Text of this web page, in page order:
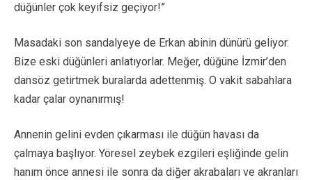
düğünler çok keyifsiz geçiyor!”
Masadaki son sandalyeye de Erkan abinin dünürü geliyor.
Bize eski düğünleri anlatıyorlar. Meğer, düğüne İzmir’den
dansöz getirtmek buralarda adettenmiş. O vakit sabahlara
kadar çalar oynanırmış!
Annenin gelini evden çıkarması ile düğün havası da
çalmaya başlıyor. Yöresel zeybek ezgileri eşliğinde gelin
hanım önce annesi ile sonra da diğer akrabaları ve akranları